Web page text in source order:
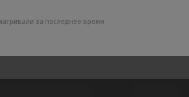
за последнее время